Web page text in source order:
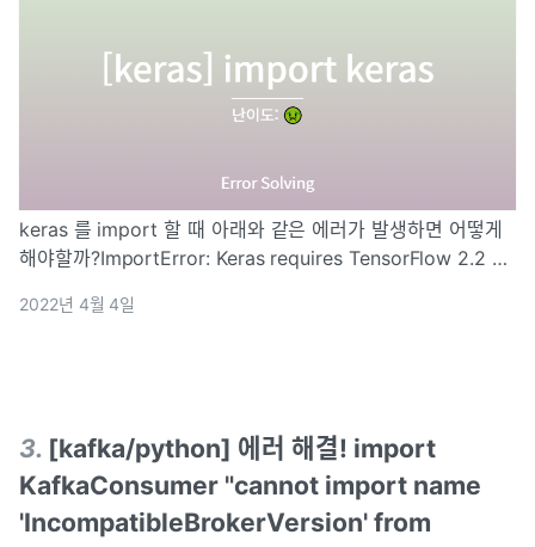
keras 를 import 할 때 아래와 같은 에러가 발생하면 어떻게
해야할까?ImportError: Keras requires TensorFlow 2.2 or
메시지를
2022년 4월 4일
3. [kafka/python] 에러 해결! import
KafkaConsumer "cannot import name
'IncompatibleBrokerVersion' from